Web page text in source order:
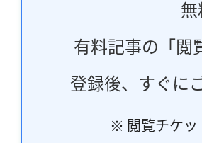
有料記事の「閲
登録後、すぐに
※ 閲覧チケッ